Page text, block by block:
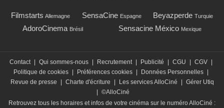
Filmstarts Allemagne SensaCine Espagne Beyazperde Turquie
AdoroCinema Brésil Sensacine México Mexique
Contact Qui sommes-nous Recrutement Publicité CGU CGV
Politique de cookies
Préférences cookies Données Personnelles
Revue de presse
Charte d'écriture Les services AlloCiné
Gérer Utiq
©AlloCiné
Retrouvez tous les horaires et infos de votre cinéma sur le numéro AlloCiné :